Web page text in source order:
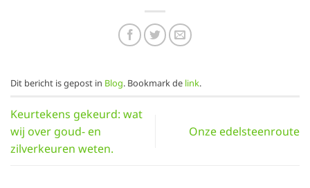
Dit bericht is gepost in Blog. Bookmark de link.
Keurtekens gekeurd: wat
wij over goud- en
zilverkeuren weten.
Onze edelsteenroute